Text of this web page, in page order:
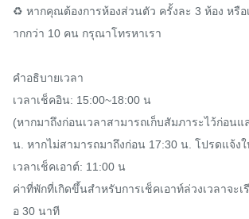
♻ หากคุณต้องการห้องส่วนตัว ครั้งละ 3 ห้อง หรื
ากกว่า 10 คน กรุณาโทรหาเรา
คำอธิบายเวลา
เวลาเช็คอิน: 15:00~18:00 น
(หากมาถึงก่อนเวลาสามารถเก็บสัมภาระไว้ก่อน
น. หากไม่สามารถมาถึงก่อน 17:30 น. โปรดแจ้ง
เวลาเช็คเอาต์: 11:00 น
ค่าที่พักที่เกิดขึ้นสำหรับการเช็คเอาท์ล่วงเวลาจะเ
อ 30 นาที